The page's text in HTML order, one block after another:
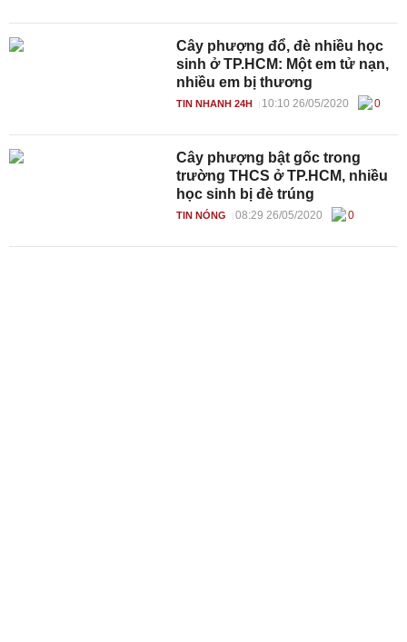
Cây phượng đổ, đè nhiều học
sinh ở TP.HCM: Một em tử nạn,
nhiều em bị thương
TIN NHANH 24H 10:10 26/05/2020 0
Cây phượng bật gốc trong
trường THCS ở TP.HCM, nhiều
học sinh bị đè trúng
TIN NÓNG 08:29 26/05/2020 0